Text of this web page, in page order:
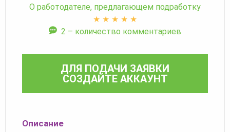
О работодателе, предлагающем подработку
★ ★ ★ ★ ★
2 – количество комментариев
ДЛЯ ПОДАЧИ ЗАЯВКИ
СОЗДАЙТЕ АККАУНТ
Описание